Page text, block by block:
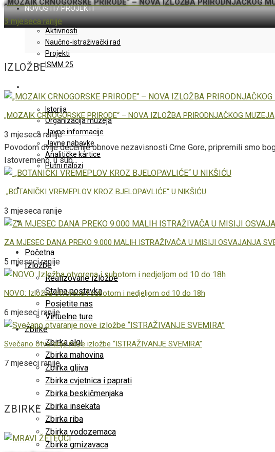
NOVOSTI / PROJEKTI
Aktivnosti
Naučno-istraživački rad
Projekti
ISMM 25
Istorija
Organizacija muzeja
Javne informacije
Javne nabavke
Analitičke kartice
Putni nalozi
IWC60
KONTAKT
Početna
Izložbe
Realizovane izložbe
Stalna postavka
Posjetite nas
Virtuelne ture
Zbirke
Zbirka algi
Zbirka mahovina
Zbirka gljiva
Zbirka cvjetnica i paprati
Zbirka beskičmenjaka
Zbirka insekata
Zbirka riba
Zbirka vodozemaca
Zbirka gmizavaca
„MOZAIK CRNOGORSKE PRIRODE“ – NOVA IZLOŽBA PRIRODNJAČKOG
3 mjeseca ranije
IZLOŽBE
„MOZAIK CRNOGORSKE PRIRODE“ – NOVA IZLOŽBA PRIRODNJAČKOG MUZEJA
3 mjeseca ranije
Povodom dvije decenije obnove nezavisnosti Crne Gore, pripremili smo
Istovremeno, u sub...
„BOTANIČKI VREMEPLOV KROZ BJELOPAVLIĆE“ U NIKŠIĆU
3 mjeseca ranije
ZA MJESEC DANA PREKO 9.000 MALIH ISTRAŽIVAČA U MISIJI OSVAJANJA
5 mjeseci ranije
NOVO: Izložba otvorena i subotom i nedjeljom od 10 do 18h
6 mjeseci ranije
Svečano otvaranje nove izložbe “ISTRAŽIVANJE SVEMIRA”
7 mjeseci ranije
ZBIRKE